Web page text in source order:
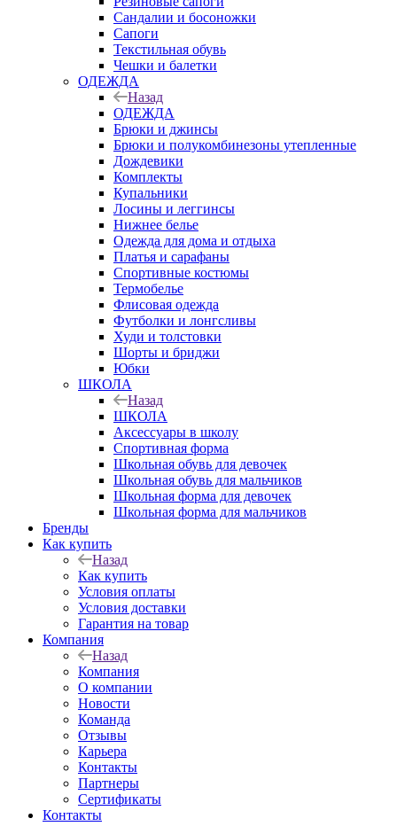
Сандалии и босоножки
Сапоги
Текстильная обувь
Чешки и балетки
ОДЕЖДА
Назад
ОДЕЖДА
Брюки и джинсы
Брюки и полукомбинезоны утепленные
Дождевики
Комплекты
Купальники
Лосины и леггинсы
Нижнее белье
Одежда для дома и отдыха
Платья и сарафаны
Спортивные костюмы
Термобелье
Флисовая одежда
Футболки и лонгсливы
Худи и толстовки
Шорты и бриджи
Юбки
ШКОЛА
Назад
ШКОЛА
Аксессуары в школу
Спортивная форма
Школьная обувь для девочек
Школьная обувь для мальчиков
Школьная форма для девочек
Школьная форма для мальчиков
Бренды
Как купить
Назад
Как купить
Условия оплаты
Условия доставки
Гарантия на товар
Компания
Назад
Компания
О компании
Новости
Команда
Отзывы
Карьера
Контакты
Партнеры
Сертификаты
Контакты